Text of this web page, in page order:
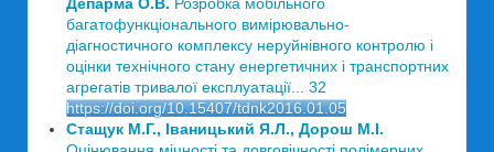
багатофункціонального вимірювально-
діагностичного комплексу неруйнівного контролю і
оцінки технічного стану енергетичних і транспортних
агрегатів тривалої експлуатації... 32
https://doi.org/10.15407/tdnk2016.01.05
Стащук М.Г., Іваницький Я.Л., Дорош М.І.